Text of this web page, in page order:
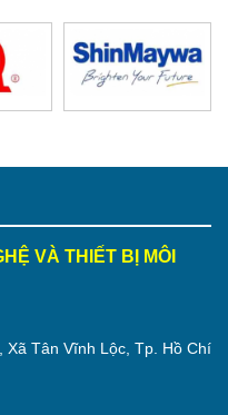
VÀ THIẾT BỊ MÔI
Tân Vĩnh Lộc, Tp. Hồ Chí